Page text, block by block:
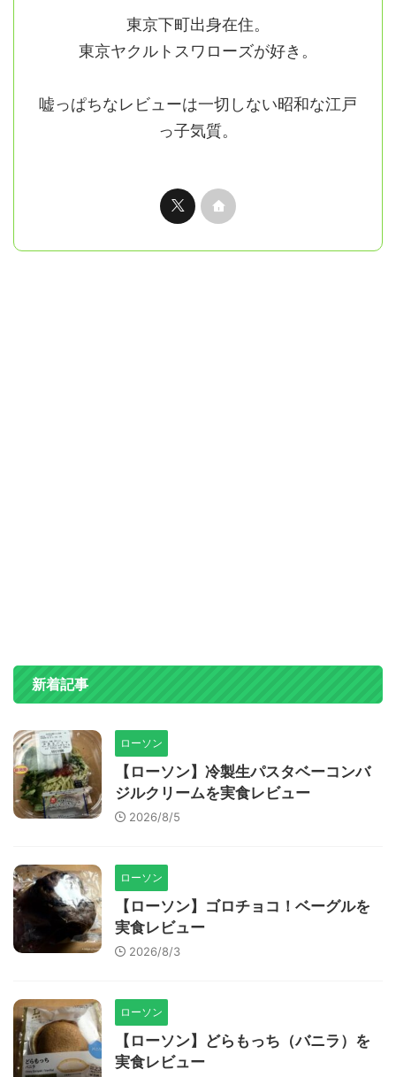
東京下町出身在住。
東京ヤクルトスワローズが好き。
嘘っぱちなレビューは一切しない昭和な江戸
っ子気質。
新着記事
ローソン
【ローソン】冷製生パスタベーコンバ
ジルクリームを実食レビュー
2026/8/5
ローソン
【ローソン】ゴロチョコ！ベーグルを
実食レビュー
2026/8/3
ローソン
【ローソン】どらもっち（バニラ）を
実食レビュー